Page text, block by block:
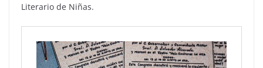
Literario de Niñas.